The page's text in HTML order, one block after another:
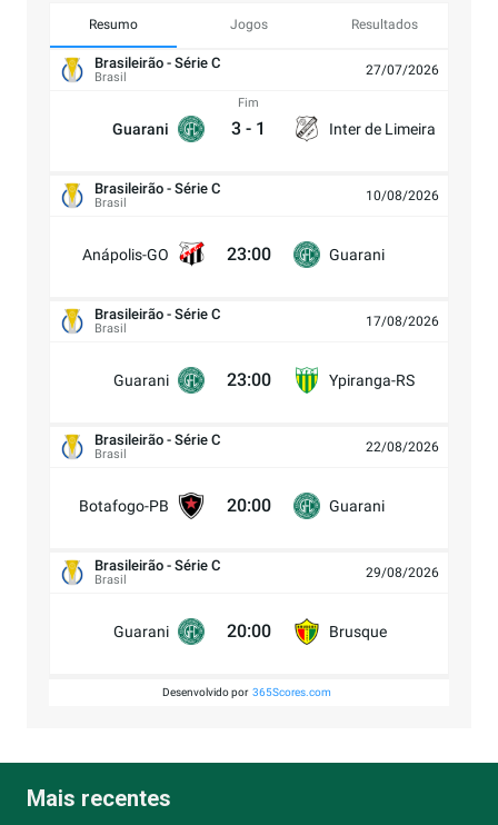
Resumo Jogos Resultados
Brasileirão - Série C
Brasil 27/07/2026
Guarani
Fim
3 - 1 Inter de Limeira
Brasileirão - Série C
Brasil 10/08/2026
Anápolis-GO 23:00 Guarani
Brasileirão - Série C
Brasil 17/08/2026
Guarani 23:00 Ypiranga-RS
Brasileirão - Série C
Brasil 22/08/2026
Botafogo-PB 20:00 Guarani
Brasileirão - Série C
Brasil 29/08/2026
Guarani 20:00 Brusque
Desenvolvido por 365Scores.com
Mais recentes